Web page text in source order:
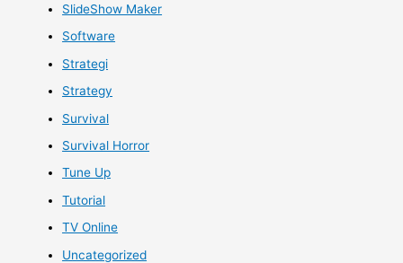
SlideShow Maker
Software
Strategi
Strategy
Survival
Survival Horror
Tune Up
Tutorial
TV Online
Uncategorized